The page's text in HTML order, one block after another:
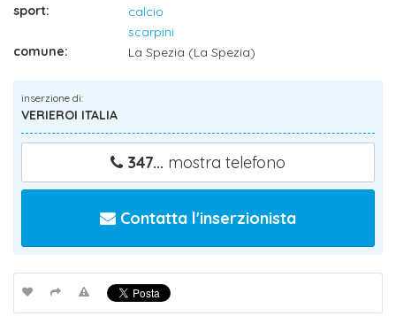
sport:
calcio
scarpini
comune:
La Spezia (La Spezia)
inserzione di:
VERIEROI ITALIA
347... mostra telefono
Contatta l'inserzionista